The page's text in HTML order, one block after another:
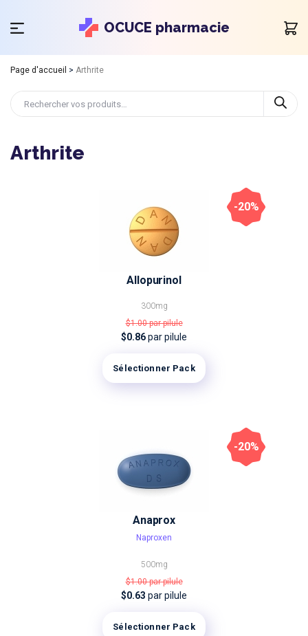
OCUCE pharmacie
Page d'accueil > Arthrite
Arthrite
Allopurinol
300mg
$1.00par pilule
$0.86par pilule
Sélectionner Pack
-20%
Anaprox
Naproxen
500mg
$1.00par pilule
$0.63 par pilule
Sélectionner Pack
-20%